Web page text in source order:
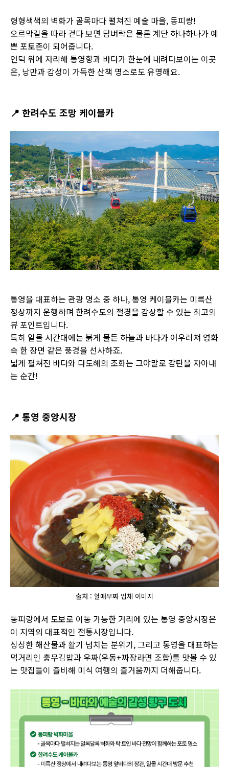
형형색색의 벽화가 골목마다 펼쳐진 예술 마을, 동피랑!
오르막길을 따라 걷다 보면 담벼락은 물론 계단 하나하나가 예
쁜 포토존이 되어줍니다.
언덕 위에 자리해 통영항과 바다가 한눈에 내려다보이는 이곳
은, 낭만과 감성이 가득한 산책 명소로도 유명해요.
📍 한려수도 조망 케이블카
통영을 대표하는 관광 명소 중 하나, 통영 케이블카는 미륵산
정상까지 운행하며 한려수도의 절경을 감상할 수 있는 최고의
뷰 포인트입니다.
특히 일몰 시간대에는 붉게 물든 하늘과 바다가 어우러져 영화
속 한 장면 같은 풍경을 선사하죠.
넓게 펼쳐진 바다와 다도해의 조화는 그야말로 감탄을 자아내
는 순간!
📍 통영 중앙시장
출처 : 할매우짜 업체 이미지
동피랑에서 도보로 이동 가능한 거리에 있는 통영 중앙시장은
이 지역의 대표적인 전통시장입니다.
싱싱한 해산물과 활기 넘치는 분위기, 그리고 통영을 대표하는
먹거리인 충무김밥과 우짜(우동+짜장라면 조합)를 맛볼 수 있
는 맛집들이 즐비해 미식 여행의 즐거움까지 더해줍니다.